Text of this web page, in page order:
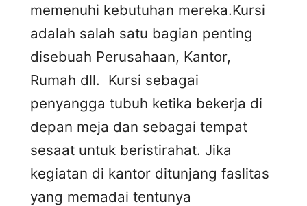
memenuhi kebutuhan mereka.Kursi
adalah salah satu bagian penting
disebuah Perusahaan, Kantor,
Rumah dll. Kursi sebagai
penyangga tubuh ketika bekerja di
depan meja dan sebagai tempat
sesaat untuk beristirahat. Jika
kegiatan di kantor ditunjang faslitas
yang memadai tentunya